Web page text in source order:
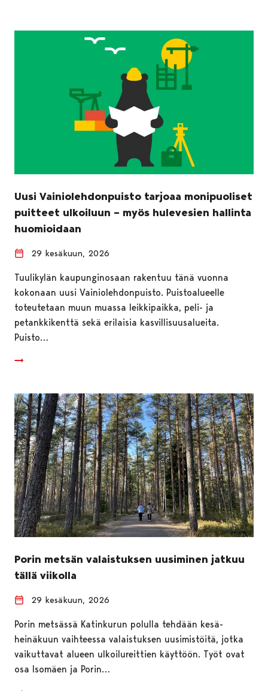
Uusi Vainiolehdonpuisto tarjoaa monipuoliset
puitteet ulkoiluun – myös hulevesien hallinta
huomioidaan
29 kesäkuun, 2026
Tuulikylän kaupunginosaan rakentuu tänä vuonna
kokonaan uusi Vainiolehdonpuisto. Puistoalueelle
toteutetaan muun muassa leikkipaikka, peli- ja
petankkikenttä sekä erilaisia kasvillisuusalueita.
Puisto…
Porin metsän valaistuksen uusiminen jatkuu
tällä viikolla
29 kesäkuun, 2026
Porin metsässä Katinkurun polulla tehdään kesä-
heinäkuun vaihteessa valaistuksen uusimistöitä, jotka
vaikuttavat alueen ulkoilureittien käyttöön. Työt ovat
osa Isomäen ja Porin…